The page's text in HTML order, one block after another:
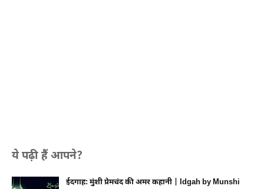
ये पढ़ी हैं आपने?
ईदगाह: मुंशी प्रेमचंद की अमर कहानी | Idgah by Munshi